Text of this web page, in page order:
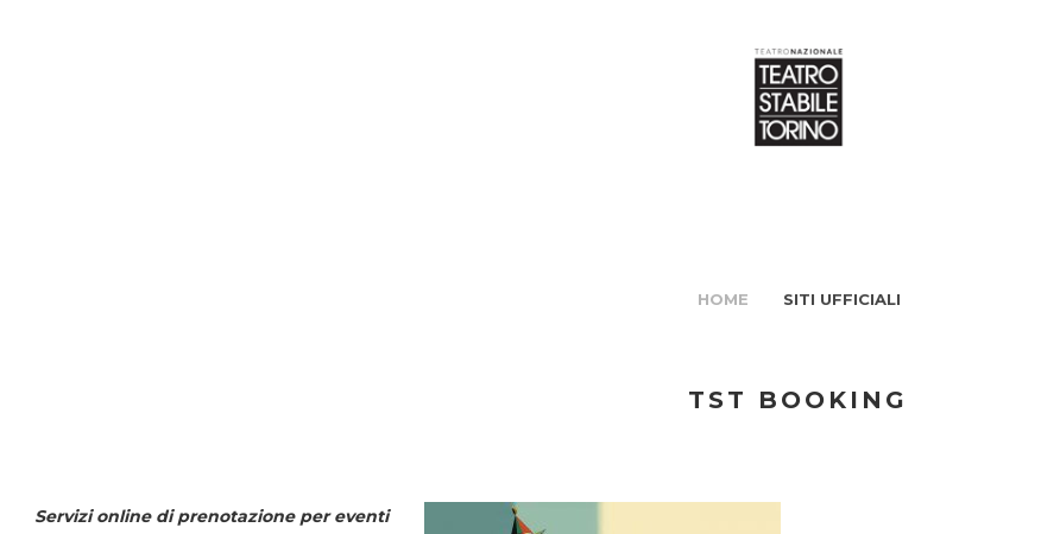
HOME SITI UFFICIALI
TST BOOKING
Servizi online di prenotazione per eventi